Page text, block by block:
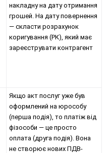
накладну на дату отримання
грошей. На дату повернення
— скласти розрахунок
коригування (РК), який має
зареєструвати контрагент
Якщо акт послуг уже був
оформлений на юрособу
(перша подія), то платіж від
фізособи — це просто
оплата (друга подія). Вона
не створює нових ПДВ-